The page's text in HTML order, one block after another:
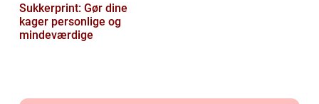
Sukkerprint: Gør dine
kager personlige og
mindeværdige